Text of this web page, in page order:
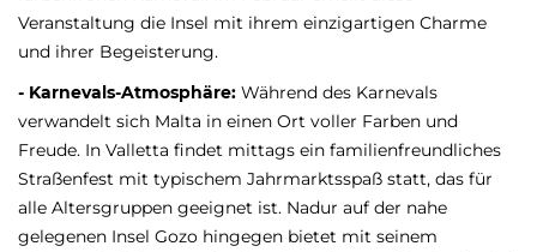
Veranstaltung die Insel mit ihrem einzigartigen Charme
und ihrer Begeisterung.
- Karnevals-Atmosphäre: Während des Karnevals
verwandelt sich Malta in einen Ort voller Farben und
Freude. In Valletta findet mittags ein familienfreundliches
Straßenfest mit typischem Jahrmarktsspaß statt, das für
alle Altersgruppen geeignet ist. Nadur auf der nahe
gelegenen Insel Gozo hingegen bietet mit seinem